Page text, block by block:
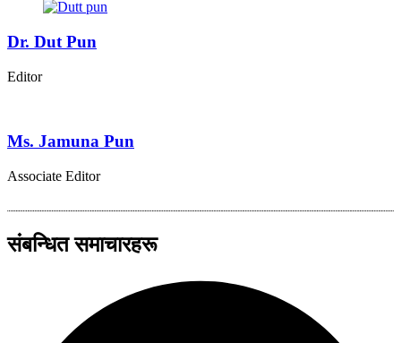
Dr. Dut Pun
Editor
Ms. Jamuna Pun
Associate Editor
संबन्धित समाचारहरू